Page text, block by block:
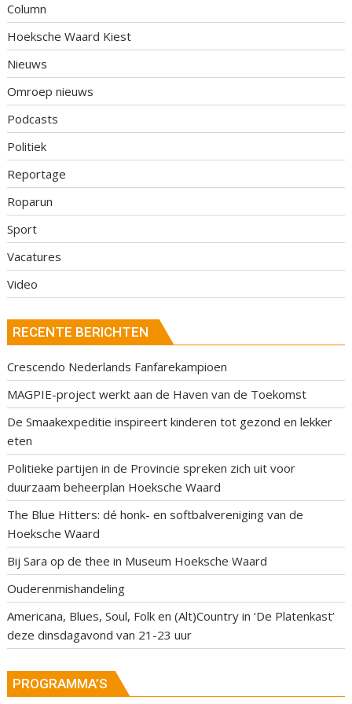
Column
Hoeksche Waard Kiest
Nieuws
Omroep nieuws
Podcasts
Politiek
Reportage
Roparun
Sport
Vacatures
Video
RECENTE BERICHTEN
Crescendo Nederlands Fanfarekampioen
MAGPIE-project werkt aan de Haven van de Toekomst
De Smaakexpeditie inspireert kinderen tot gezond en lekker
eten
Politieke partijen in de Provincie spreken zich uit voor
duurzaam beheerplan Hoeksche Waard
The Blue Hitters: dé honk- en softbalvereniging van de
Hoeksche Waard
Bij Sara op de thee in Museum Hoeksche Waard
Ouderenmishandeling
Americana, Blues, Soul, Folk en (Alt)Country in ‘De Platenkast’
deze dinsdagavond van 21-23 uur
PROGRAMMA’S